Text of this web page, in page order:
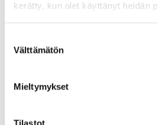
kerätty, kun olet käyttänyt heidän
valinta
Välttämätön
Mieltymykset
Tilastot